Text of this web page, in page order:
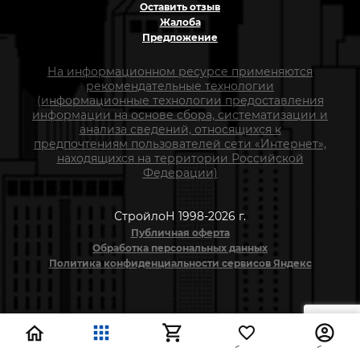
Оставить отзыв
Жалоба
Предложение
На информационном ресурсе применяются
рекомендательные технологии
(информационные технологии предоставления
информации на основе сбора, систематизации и
анализа сведений, относящихся к
предпочтениям пользователей сети «Интернет»,
находящихся на территории Российской
Федерации)
СтройлоН 1998-2026 г.
Публичная оферта
Обработка персональных данных
Политика конфиденциальности сервисов Яндекс